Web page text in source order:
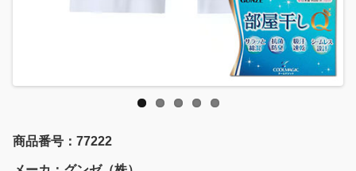
商品番号：77222